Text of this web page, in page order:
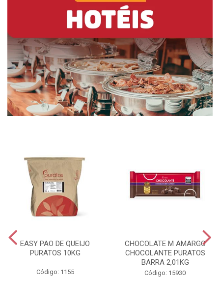
EASY PAO DE QUEIJO
PURATOS 10KG
Código: 1155
CHOCOLATE M AMARGO
CHOCOLANTE PURATOS
BARRA 2,01KG
Código: 15930